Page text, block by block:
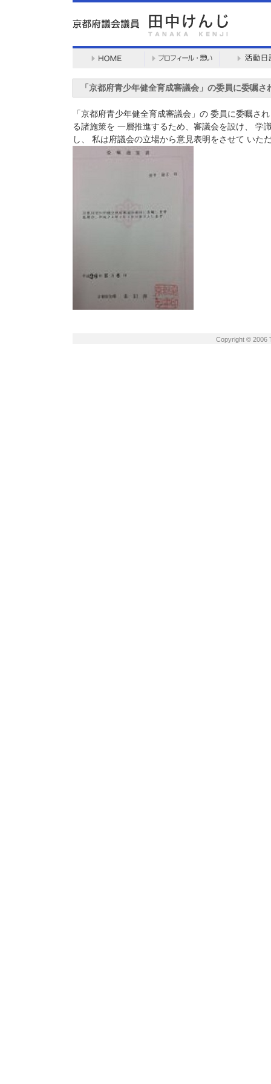
「京都府青少年健全育成審議会」の委員に委嘱さ
「京都府青少年健全育成審議会」の 委員に委嘱さ
る諸施策を 一層推進するため、審議会を設け、 学
し、 私は府議会の立場から意見表明をさせて いた
Copyright © 2006